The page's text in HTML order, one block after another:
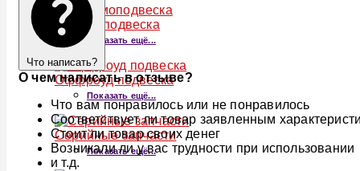
Пневмоподвеска
Показать ещё...
Оффроуд подвеска
Показать ещё...
Серийные запчасти
Показать ещё...
Что написать?
О чем написать в отзыве?
Что вам понравилось или не понравилось
Соответствует ли товар заявленным
Стоит ли товар своих денег
Возникали ли у вас трудности при использовании
и т.д.